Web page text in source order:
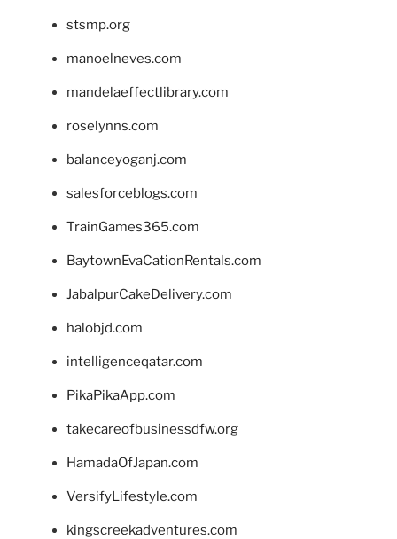
stsmp.org
manoelneves.com
mandelaeffectlibrary.com
roselynns.com
balanceyoganj.com
salesforceblogs.com
TrainGames365.com
BaytownEvaCationRentals.com
JabalpurCakeDelivery.com
halobjd.com
intelligenceqatar.com
PikaPikaApp.com
takecareofbusinessdfw.org
HamadaOfJapan.com
VersifyLifestyle.com
kingscreekadventures.com